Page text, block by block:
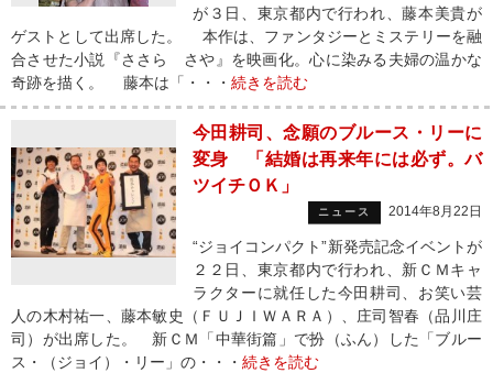
が３日、東京都内で行われ、藤本美貴が
ゲストとして出席した。 本作は、ファンタジーとミステリーを融
合させた小説『ささら さや』を映画化。心に染みる夫婦の温かな
奇跡を描く。 藤本は「・・・ 続きを読む
今田耕司、念願のブルース・リーに
変身 「結婚は再来年には必ず。バ
ツイチＯＫ」
ニュース 2014年8月22日
“ジョイコンパクト”新発売記念イベントが
２２日、東京都内で行われ、新ＣＭキャ
ラクターに就任した今田耕司、お笑い芸
人の木村祐一、藤本敏史（ＦＵＪＩＷＡＲＡ）、庄司智春（品川庄
司）が出席した。 新ＣＭ「中華街篇」で扮（ふん）した「ブルー
ス・（ジョイ）・リー」の・・・ 続きを読む